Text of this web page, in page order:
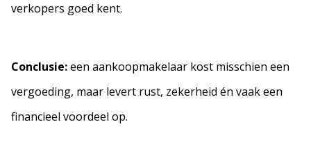
verkopers goed kent.
Conclusie:een aankoopmakelaar kost misschien een
vergoeding, maar levert rust, zekerheid én vaak een
financieel voordeel op.